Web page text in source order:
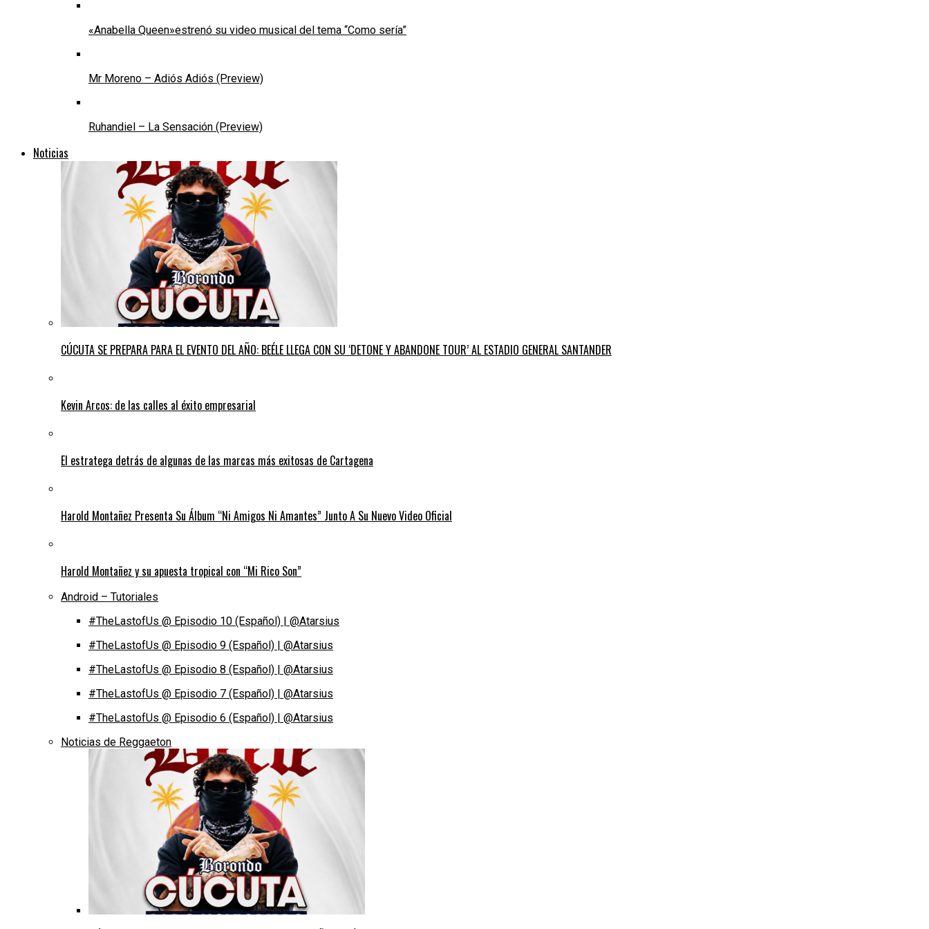
«Anabella Queen»estrenó su video musical del tema “Como sería”
Mr Moreno – Adiós Adiós (Preview)
Ruhandiel – La Sensación (Preview)
Noticias
CÚCUTA SE PREPARA PARA EL EVENTO DEL AÑO: BEÉLE LLEGA CON SU ‘DETONE Y ABANDONE TOUR’ AL ESTADIO GENERAL SANTANDER
Kevin Arcos: de las calles al éxito empresarial
El estratega detrás de algunas de las marcas más exitosas de Cartagena
Harold Montañez Presenta Su Álbum “Ni Amigos Ni Amantes” Junto A Su Nuevo Video Oficial
Harold Montañez y su apuesta tropical con “Mi Rico Son”
Android – Tutoriales
#TheLastofUs @ Episodio 10 (Español) | @Atarsius
#TheLastofUs @ Episodio 9 (Español) | @Atarsius
#TheLastofUs @ Episodio 8 (Español) | @Atarsius
#TheLastofUs @ Episodio 7 (Español) | @Atarsius
#TheLastofUs @ Episodio 6 (Español) | @Atarsius
Noticias de Reggaeton